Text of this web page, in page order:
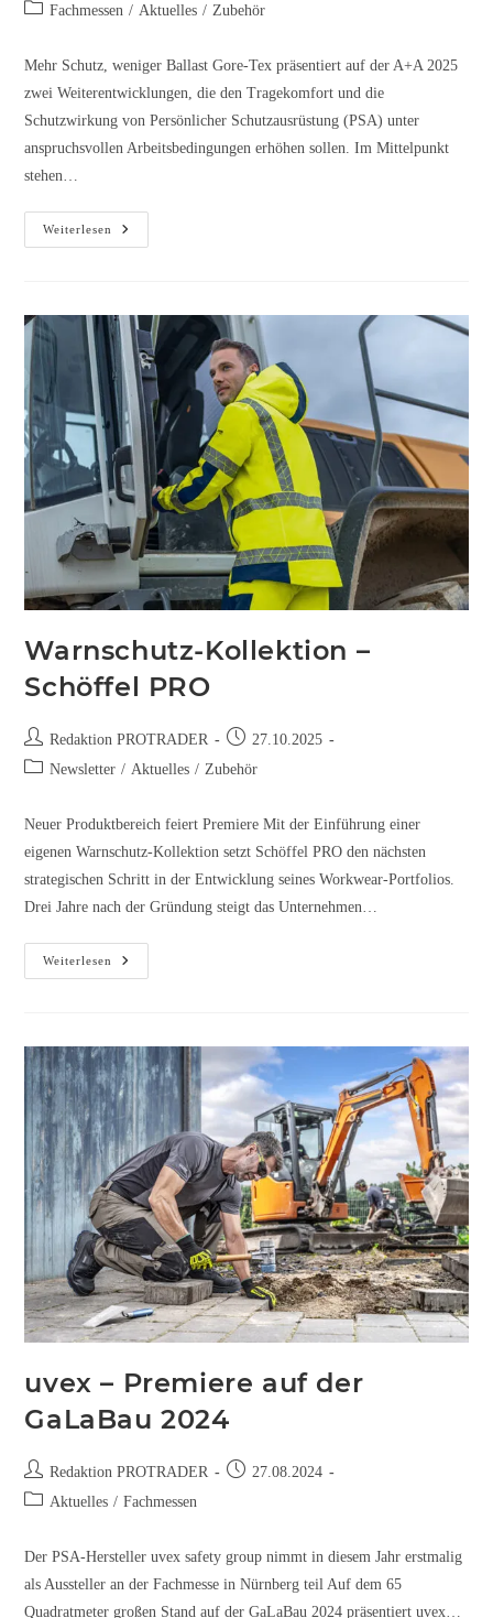
Fachmessen / Aktuelles / Zubehör
Mehr Schutz, weniger Ballast Gore-Tex präsentiert auf der A+A 2025
zwei Weiterentwicklungen, die den Tragekomfort und die
Schutzwirkung von Persönlicher Schutzausrüstung (PSA) unter
anspruchsvollen Arbeitsbedingungen erhöhen sollen. Im Mittelpunkt
stehen…
Weiterlesen
Warnschutz-Kollektion –
Schöffel PRO
Redaktion PROTRADER
27.10.2025
Newsletter / Aktuelles / Zubehör
Neuer Produktbereich feiert Premiere Mit der Einführung einer
eigenen Warnschutz-Kollektion setzt Schöffel PRO den nächsten
strategischen Schritt in der Entwicklung seines Workwear-Portfolios.
Drei Jahre nach der Gründung steigt das Unternehmen…
Weiterlesen
uvex – Premiere auf der
GaLaBau 2024
Redaktion PROTRADER
27.08.2024
Aktuelles / Fachmessen
Der PSA-Hersteller uvex safety group nimmt in diesem Jahr erstmalig
als Aussteller an der Fachmesse in Nürnberg teil Auf dem 65
Quadratmeter großen Stand auf der GaLaBau 2024 präsentiert uvex…